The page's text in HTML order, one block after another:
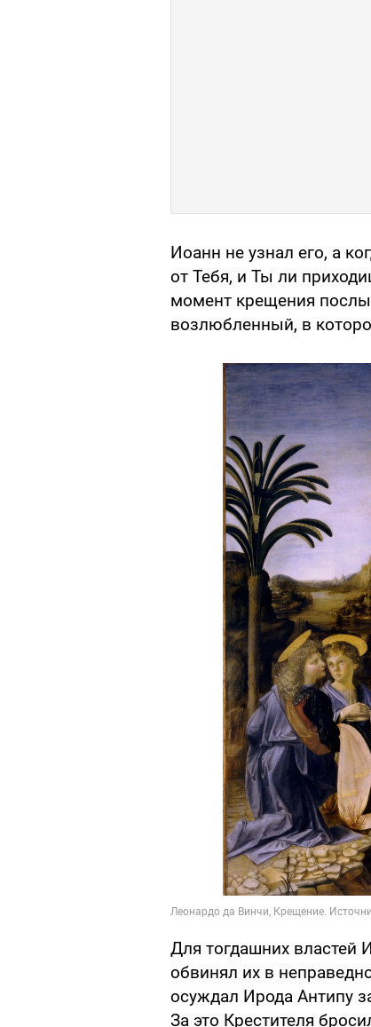
Иоанн не узнал его, а
от Тебя, и Ты ли
момент крещения
возлюбленный, в
Для тогдашних властей
обвинял их в
осуждал Ирода Антипу
За это Крестителя